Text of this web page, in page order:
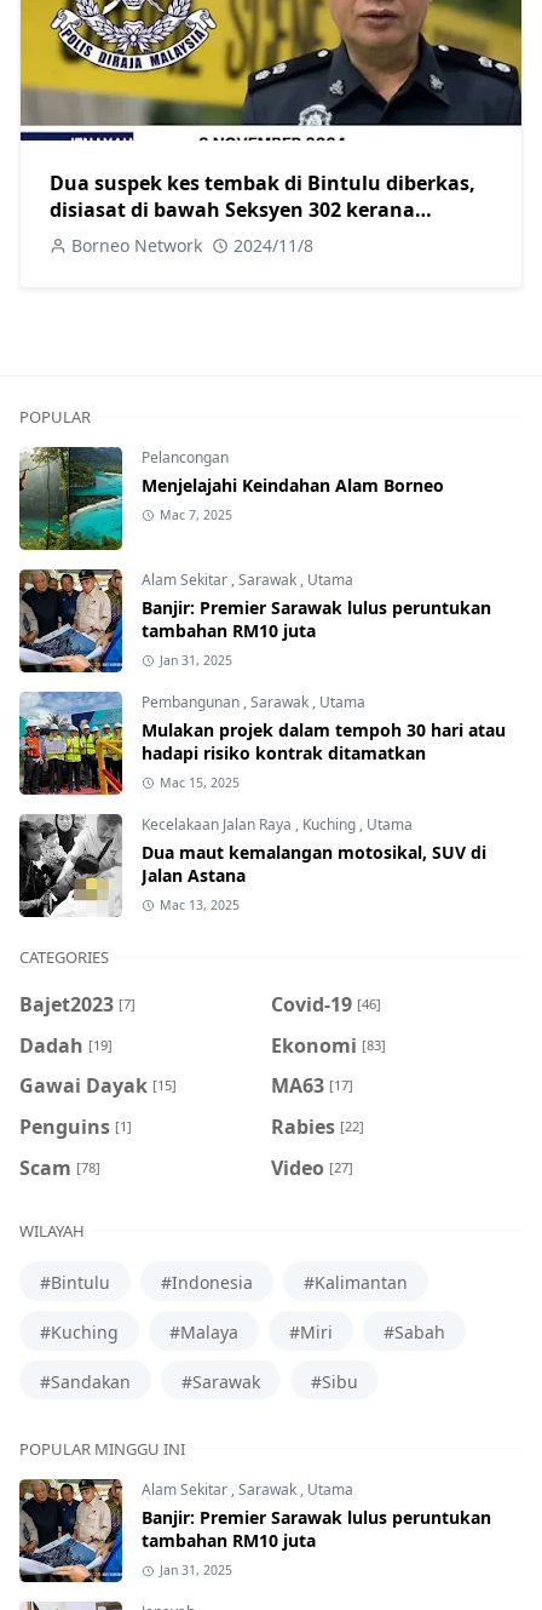
Dua suspek kes tembak di Bintulu diberkas,
disiasat di bawah Seksyen 302 kerana
membunuh
Borneo Network 2024/11/8
POPULAR
Pelancongan
Menjelajahi Keindahan Alam Borneo
Mac 7, 2025
Alam Sekitar ,Sarawak , Utama
Banjir: Premier Sarawak lulus peruntukan
tambahan RM10 juta
Jan 31, 2025
Pembangunan ,Sarawak , Utama
Mulakan projek dalam tempoh 30 hari atau
hadapi risiko kontrak ditamatkan
Mac 15, 2025
Kecelakaan Jalan Raya , Kuching , Utama
Dua maut kemalangan motosikal, SUV di
Jalan Astana
Mac 13, 2025
CATEGORIES
Bajet2023 [7] Covid-19 [46]
Dadah [19] Ekonomi [83]
Gawai Dayak [15] MA63 [17]
Penguins [1] Rabies [22]
Scam [78] Video [27]
WILAYAH
#Bintulu #Indonesia #Kalimantan
#Kuching #Malaya #Miri #Sabah
#Sandakan #Sarawak #Sibu
POPULAR MINGGU INI
Alam Sekitar,Sarawak, Utama
Banjir: Premier Sarawak lulus peruntukan
tambahan RM10 juta
Jan 31, 2025